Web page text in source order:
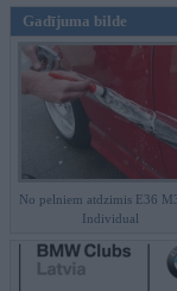
Gadījuma bilde
No pelniem atdzimis E36
Individual